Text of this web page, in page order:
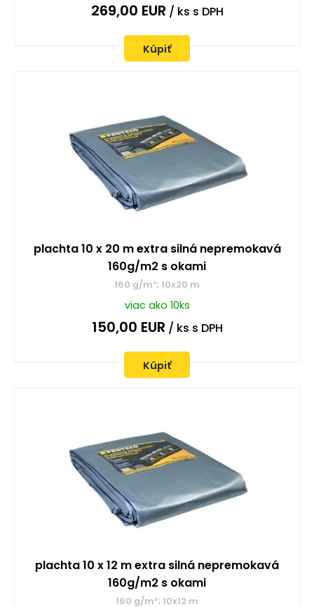
269,00 EUR / ks s DPH
Kúpiť
plachta 10 x 20 m extra silná nepremokavá
160g/m2 s okami
160 g/m²; 10x20 m
viac ako 10ks
150,00 EUR / ks s DPH
Kúpiť
plachta 10 x 12 m extra silná nepremokavá
160g/m2 s okami
160 g/m²; 10x12 m